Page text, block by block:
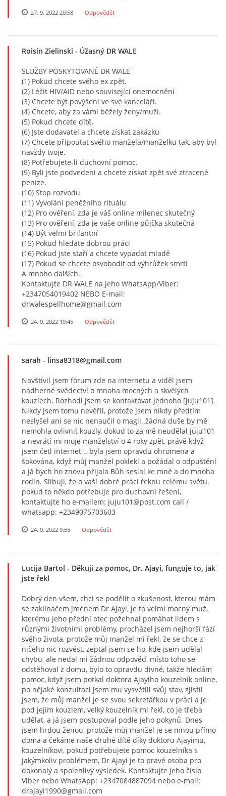
27. 9. 2022 20:58 Odpovědět
Roisin Zielinski - Úžasný DR WALE
SLUŽBY POSKYTOVANÉ DR WALE
(1) Pokud chcete svého ex zpět.
(2) Léčit HIV/AID nebo související onemocnění
(3) Chcete být povýšeni ve své kanceláři.
(4) Chcete, aby za vámi běžely ženy/muži.
(5) Pokud chcete dítě.
(6) Jste dodavatel a chcete získat zakázku
(7) Chcete připoutat svého manžela/manželku tak, aby byl
navždy tvoje.
(8) Potřebujete-li duchovní pomoc.
(9) Byli jste podvedeni a chcete získat zpět své ztracené
peníze.
(10) Stop rozvodu
(11) Vyvolání peněžního rituálu
(12) Pro ověření, zda je váš online milenec skutečný
(13) Pro ověření, zda je vaše online půjčka skutečná
(14) Být velmi brilantní
(15) Pokud hledáte dobrou práci
(16) Pokud jste staří a chcete vypadat mladě
(17) Pokud se chcete osvobodit od výhrůžek smrtí
A mnoho dalších..
Kontaktujte DR WALE na jeho WhatsApp/Viber:
+2347054019402 NEBO E-mail:
drwalespellhome@gmail.com
24. 9. 2022 19:45 Odpovědět
sarah - linsa8318@gmail.com
Navštívil jsem fórum zde na internetu a viděl jsem
nádherné svědectví o mnoha mocných a skvělých
kouzlech. Rozhodl jsem se kontaktovat jednoho [juju101].
Nikdy jsem tomu nevěřil, protože jsem nikdy předtím
neslyšel ani se nic nenaučil o magii..žádná duše by mě
nemohla ovlivnit kouzly, dokud to za mě neudělal juju101
a nevrátí mi moje manželství o 4 roky zpět, právě když
jsem četl internet .. byla jsem opravdu ohromena a
šokována, když můj manžel poklekl a požádal o odpuštění
a já bych ho znovu přijala Bůh seslal ke mně a do mnoha
rodin. Slibuji, že o vaší dobré práci řeknu celému světu.
pokud to někdo potřebuje pro duchovní řešení,
kontaktujte ho e-mailem: juju101@post.com call /
whatsapp: +2349075703603
24. 9. 2022 9:55 Odpovědět
Lucija Bartol - Děkuji za pomoc, Dr. Ajayi, funguje to, jak
jste řekl
Dobrý den všem, chci se podělit o zkušenost, kterou mám
se zaklínačem jménem Dr Ajayi, je to velmi mocný muž,
kterému jeho přední otec požehnal pomáhat lidem s
různými životními problémy, procházel jsem nejhorší fází
svého života, protože můj manžel mi řekl, že se chce z
ničeho nic rozvést, zeptal jsem se ho, kde jsem udělal
chybu, ale nedal mi žádnou odpověď, místo toho se
odstěhoval z domu, bylo to opravdu divné, takže hledám
pomoc, když jsem potkal doktora Ajayiho kouzelník online,
po nějaké konzultaci jsem mu vysvětlil svůj stav, zjistil
jsem, že můj manžel je se svou sekretářkou v práci a je
pod jejím kouzlem, velký kouzelník mi řekl, co je třeba
udělat, a já jsem postupoval podle jeho pokynů. Dnes
jsem hrdou ženou, protože můj manžel je se mnou přímo
doma a čekáme naše druhé dítě díky doktoru Ajayimu,
kouzelníkovi, pokud potřebujete pomoc kouzelníka s
jakýmkoliv problémem, Dr Ajayi je to pravé osoba pro
dokonalý a spolehlivý výsledek. Kontaktujte jeho číslo
Viber nebo WhatsApp: +2347084887094 nebo e-mail:
drajayi1990@gmail.com